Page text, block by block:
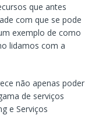
que antes
com que se pode
exemplo de como
lidamos com a
não apenas poder
de serviços
e Serviços